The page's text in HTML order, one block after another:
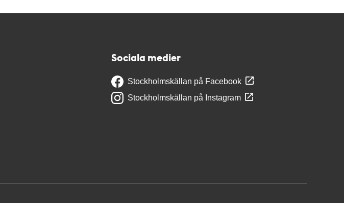
Sociala medier
Stockholmskällan på Facebook
Stockholmskällan på Instagram